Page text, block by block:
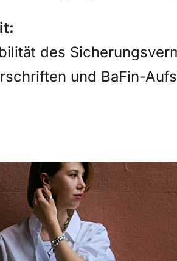
des
und BaFin-